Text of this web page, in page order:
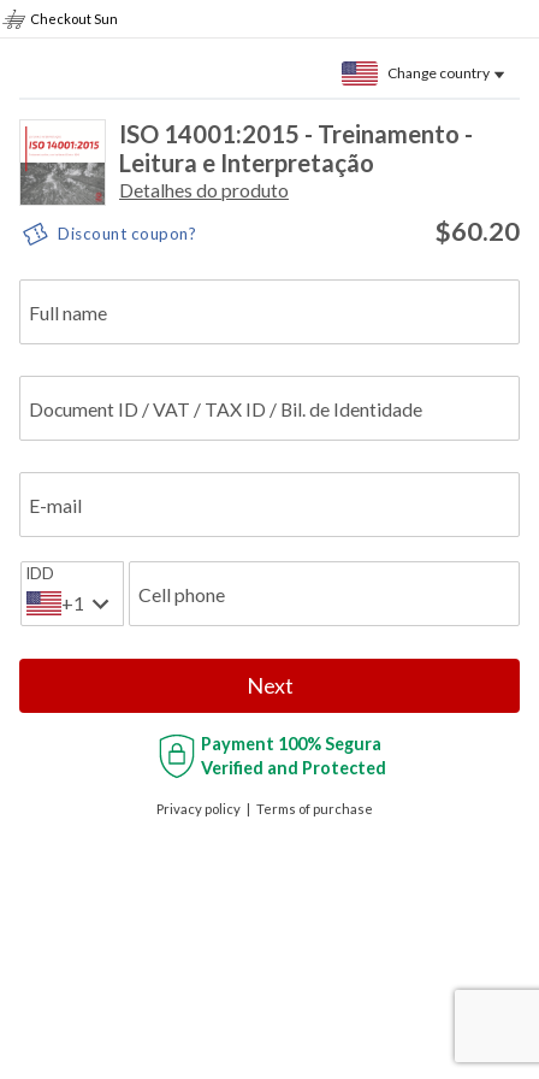
Checkout Sun
Change country
ISO 14001:2015 - Treinamento -
Leitura e Interpretação
Detalhes do produto
Discount coupon? $60.20
Full name
Document ID / VAT / TAX ID / Bil. de Identidade
E-mail
IDD
+1 Cell phone
Next
Payment 100% Segura
Verified and Protected
Privacy policy Terms of purchase